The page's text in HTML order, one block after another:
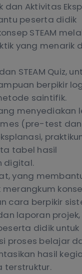
dan Aktivitas
peserta didik
STEAM
yang menarik
STEAM Quiz,
berpikir
saintifik.
menyediakan
(pre-test
tabel hasil
digital.
yang
cara berpikir
laporan
didik untuk
proses belajar
hasil
terstruktur.